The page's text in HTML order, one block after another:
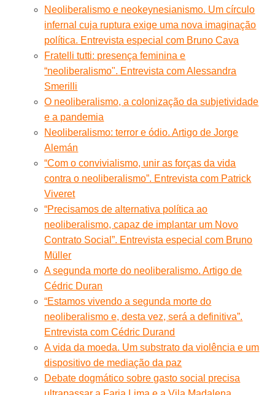
Neoliberalismo e neokeynesianismo. Um círculo
infernal cuja ruptura exige uma nova imaginação
política. Entrevista especial com Bruno Cava
Fratelli tutti: presença feminina e
“neoliberalismo". Entrevista com Alessandra
Smerilli
O neoliberalismo, a colonização da subjetividade
e a pandemia
Neoliberalismo: terror e ódio. Artigo de Jorge
Alemán
“Com o convivialismo, unir as forças da vida
contra o neoliberalismo”. Entrevista com Patrick
Viveret
“Precisamos de alternativa política ao
neoliberalismo, capaz de implantar um Novo
Contrato Social”. Entrevista especial com Bruno
Müller
A segunda morte do neoliberalismo. Artigo de
Cédric Duran
“Estamos vivendo a segunda morte do
neoliberalismo e, desta vez, será a definitiva”.
Entrevista com Cédric Durand
A vida da moeda. Um substrato da violência e um
dispositivo de mediação da paz
Debate dogmático sobre gasto social precisa